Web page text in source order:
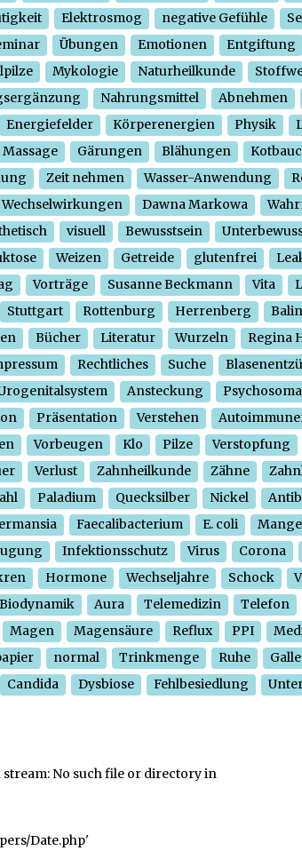
Elektrosmog negative Gefühle
Übungen Emotionen Entgiftung
Mykologie Naturheilkunde
Nahrungsmittel Abnehmen
Energiefelder Körperenergien Physik
Massage Gärungen Blähungen
Zeit nehmen Wasser-Anwendung
Wechselwirkungen Dawna Markowa
visuell Bewusstsein
Weizen Getreide glutenfrei
Vorträge Susanne Beckmann Vita
Stuttgart Rottenburg Herrenberg
Bücher Literatur Wurzeln Regina
Rechtliches Suche
Ansteckung
Präsentation Verstehen
Vorbeugen Klo Pilze Verstopfung
Verlust Zahnheilkunde Zähne
Paladium Quecksilber Nickel
Faecalibacterium E. coli
Infektionsschutz Virus Corona
Hormone Wechseljahre Schock
Biodynamik Aura Telemedizin Telefon
Magen Magensäure Reflux PPI
normal Trinkmenge Ruhe Galle
Candida Dysbiose Fehlbesiedlung
stream: No such file or directory in
Date.php'